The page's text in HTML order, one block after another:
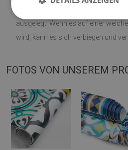
ausgelegt. Wenn es auf einer
wird, kann es sich verbiegen und
FOTOS VON UNSEREM